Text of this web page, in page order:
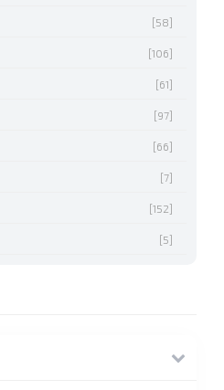
[58]
[106]
[61]
[97]
[66]
[7]
[152]
[5]